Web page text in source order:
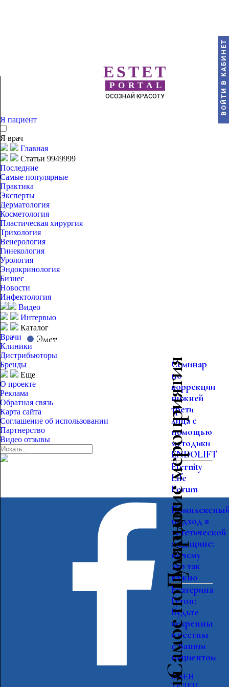
ESTET
PORTAL
ОСОЗНАЙ КРАСОТУ
Я пациент
Я врач
Главная
Статьи 9949999
Последние
Самые популярные
Практика
Эксперты
Дерматология
Косметология
Пластическая хирургия
Трихология
Венерология
Гинекология
Урология
Эндокринология
Бизнес
Новости
Инфектология
Видео
Интервью
Каталог
Врачи
Клиники
Дистрибьюторы
Бренды
Еще
О проекте
Реклама
Обратная связь
Карта сайта
Соглашение об использовании
Партнерство
Видео отзывы
Эмет
Последние мероприятия
Семинар
по
коррекции
нижней
трети
лица с
помощью
методики
ENDOLIFT
Eternity
Life
Forum
Самое популярное
подход в
эстетической
медицине:
почему
это так
важно
Екатерина
Гутоп:
Будьте
искренны
и честны
с Вашим
пациентом
ОВЕН
ВОЙТИ В КАБИНЕТ